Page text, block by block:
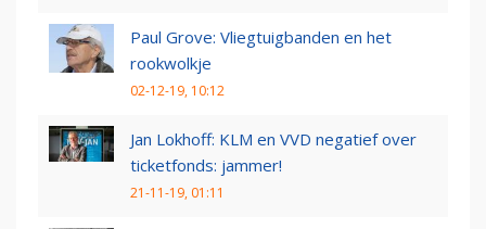
Paul Grove: Vliegtuigbanden en het
rookwolkje
02-12-19, 10:12
Jan Lokhoff: KLM en VVD negatief over
ticketfonds: jammer!
21-11-19, 01:11